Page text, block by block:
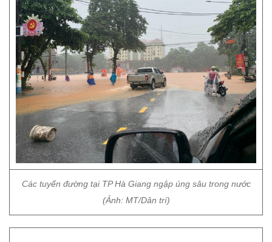
Các tuyến đường tại TP Hà Giang ngập úng sâu trong nước
(Ảnh: MT/Dân trí)